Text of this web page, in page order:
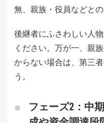
無、親族・役員などと
後継者にふさわしい人
ください。万が一、親
からない場合は、第三
う。
フェーズ2：中